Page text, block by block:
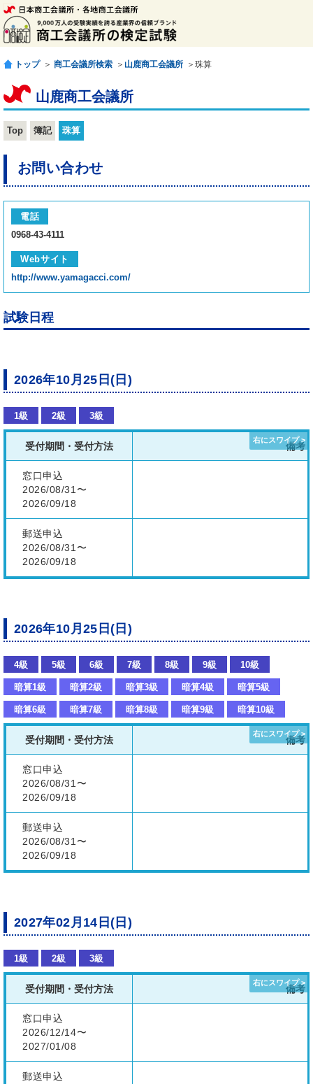
トップ ＞ 商工会議所検索 ＞ 山鹿商工会議所 ＞珠算
山鹿商工会議所
Top 簿記 珠算
お問い合わせ
電話
0968-43-4111
Webサイト
http://www.yamagacci.com/
試験日程
2026年10月25日(日)
1級 2級 3級
受付期間・受付方法 備考
窓口申込
2026/08/31〜
2026/09/18
郵送申込
2026/08/31〜
2026/09/18
2026年10月25日(日)
4級 5級 6級 7級 8級 9級 10級
暗算1級 暗算2級 暗算3級 暗算4級 暗算5級
暗算6級 暗算7級 暗算8級 暗算9級 暗算10級
受付期間・受付方法 備考
窓口申込
2026/08/31〜
2026/09/18
郵送申込
2026/08/31〜
2026/09/18
2027年02月14日(日)
1級 2級 3級
受付期間・受付方法 備考
窓口申込
2026/12/14〜
2027/01/08
郵送申込